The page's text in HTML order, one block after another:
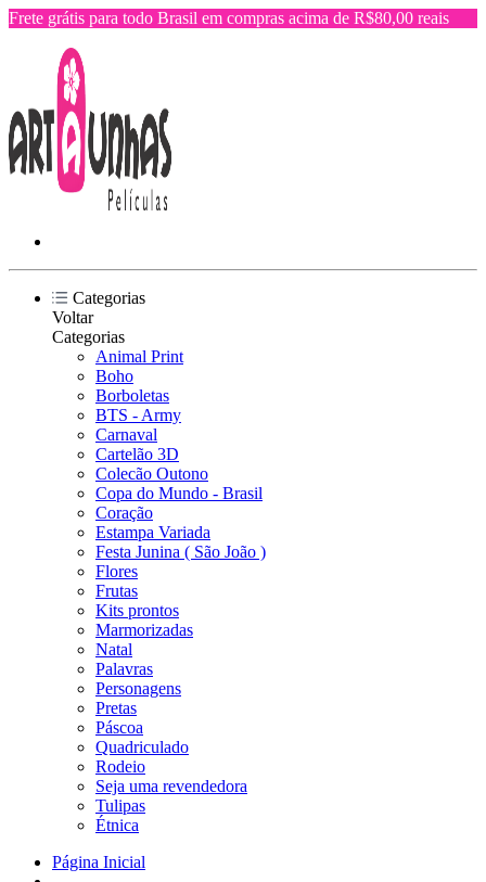
Frete grátis para todo Brasil em compras acima de R$80,00 reais
Categorias
Voltar
Categorias
Animal Print
Boho
Borboletas
BTS - Army
Carnaval
Cartelão 3D
Colecão Outono
Copa do Mundo - Brasil
Coração
Estampa Variada
Festa Junina ( São João )
Flores
Frutas
Kits prontos
Marmorizadas
Natal
Palavras
Personagens
Pretas
Páscoa
Quadriculado
Rodeio
Seja uma revendedora
Tulipas
Étnica
Página Inicial